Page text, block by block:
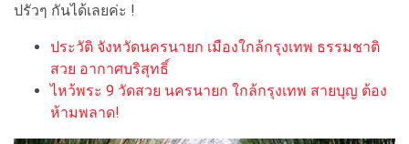
ปรัวๆ กันได้เลยค่ะ !
ประวัติ จังหวัดนครนายก เมืองใกล้กรุงเทพ ธรรมชาติ
สวย อากาศบริสุทธิ์
ไหว้พระ 9 วัดสวย นครนายก ใกล้กรุงเทพ สายบุญ ต้อง
ห้ามพลาด!